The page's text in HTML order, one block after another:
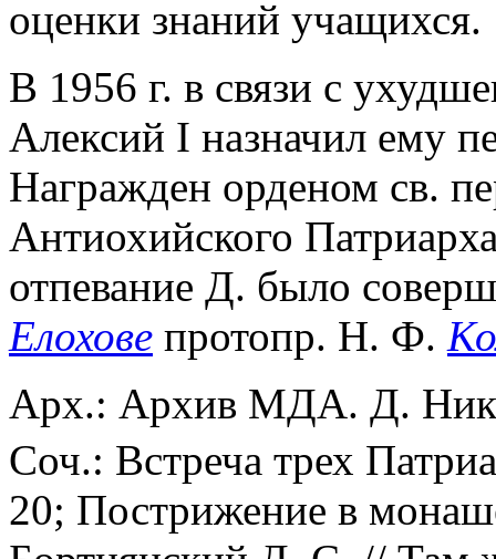
оценки знаний учащихся.
В 1956 г. в связи с
Алексий I назначил ему
Награжден орденом св.
Антиохийского
отпевание Д. было
Елохове протопр. Н. Ф.
Арх.: Архив МДА. Д.
Соч.: Встреча трех
20; Пострижение в